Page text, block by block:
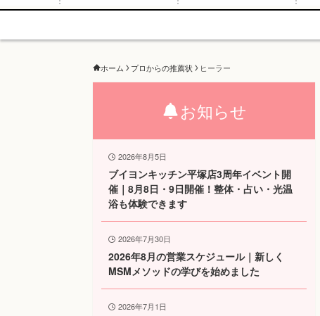
ホーム プロからの推薦状 ヒーラー
お知らせ
2026年8月5日
ブイヨンキッチン平塚店3周年イベント開
催｜8月8日・9日開催！整体・占い・光温
浴も体験できます
2026年7月30日
2026年8月の営業スケジュール｜新しく
MSMメソッドの学びを始めました
2026年7月1日